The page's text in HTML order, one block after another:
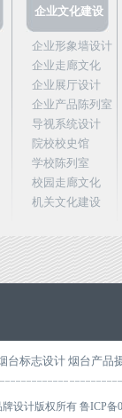
企业文化建设
企业形象墙设计
企业走廊文化
企业展厅设计
企业产品陈列室
导视系统设计
院校校史馆
学校陈列室
校园走廊文化
机关文化建设
台标志设计 烟台产品
牌设计版权所有 鲁ICP备